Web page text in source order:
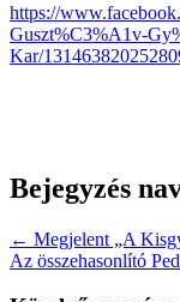
https://
Guszt%C3%A1v-
Kar/
Bejegyzés
← Megjelent „A
Az összehasonlító